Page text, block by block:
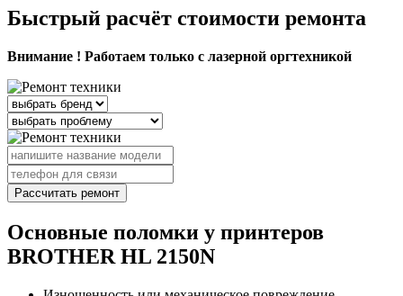
Быстрый расчёт стоимости ремонта
Внимание ! Работаем только с лазерной оргтехникой
Рассчитать ремонт
Основные поломки у принтеров
BROTHER HL 2150N